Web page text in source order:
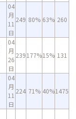
04
月
11
日
249 80% 63% 260
04
月
26
日
239177%15% 131
04
月
11
日
224 71% 40%1475